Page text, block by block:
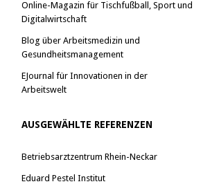
Online-Magazin für Tischfußball, Sport und
Digitalwirtschaft
Blog über Arbeitsmedizin und
Gesundheitsmanagement
EJournal für Innovationen in der
Arbeitswelt
AUSGEWÄHLTE REFERENZEN
Betriebsarztzentrum Rhein-Neckar
Eduard Pestel Institut